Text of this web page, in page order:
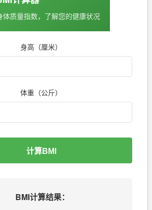
体质量指数，了解您的健康状况
身高（厘米）
体重（公斤）
计算BMI
BMI计算结果：